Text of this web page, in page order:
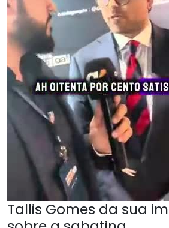
Tallis Gomes da sua